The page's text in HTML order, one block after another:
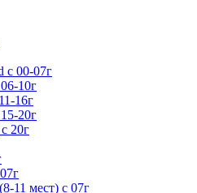
c 00-07г
10г
16г
20г
20г
11 мест) с 07г